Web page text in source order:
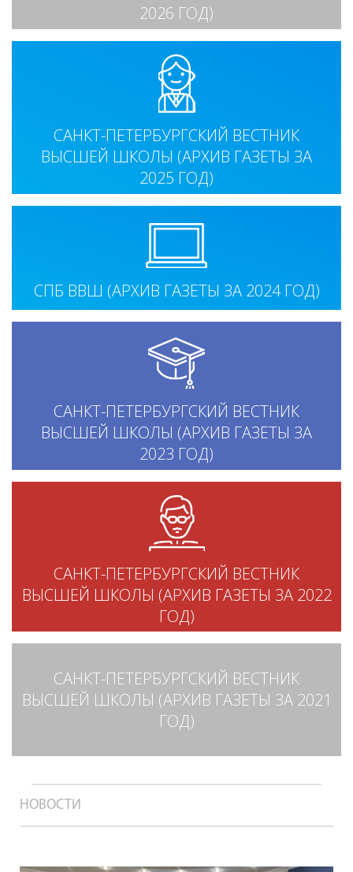
2026 ГОД)
САНКТ-ПЕТЕРБУРГСКИЙ ВЕСТНИК
ВЫСШЕЙ ШКОЛЫ (АРХИВ ГАЗЕТЫ ЗА
2025 ГОД)
СПБ ВВШ (АРХИВ ГАЗЕТЫ ЗА 2024 ГОД)
САНКТ-ПЕТЕРБУРГСКИЙ ВЕСТНИК
ВЫСШЕЙ ШКОЛЫ (АРХИВ ГАЗЕТЫ ЗА
2023 ГОД)
САНКТ-ПЕТЕРБУРГСКИЙ ВЕСТНИК
ВЫСШЕЙ ШКОЛЫ (АРХИВ ГАЗЕТЫ ЗА 2022
ГОД)
САНКТ-ПЕТЕРБУРГСКИЙ ВЕСТНИК
ВЫСШЕЙ ШКОЛЫ (АРХИВ ГАЗЕТЫ ЗА 2021
ГОД)
НОВОСТИ